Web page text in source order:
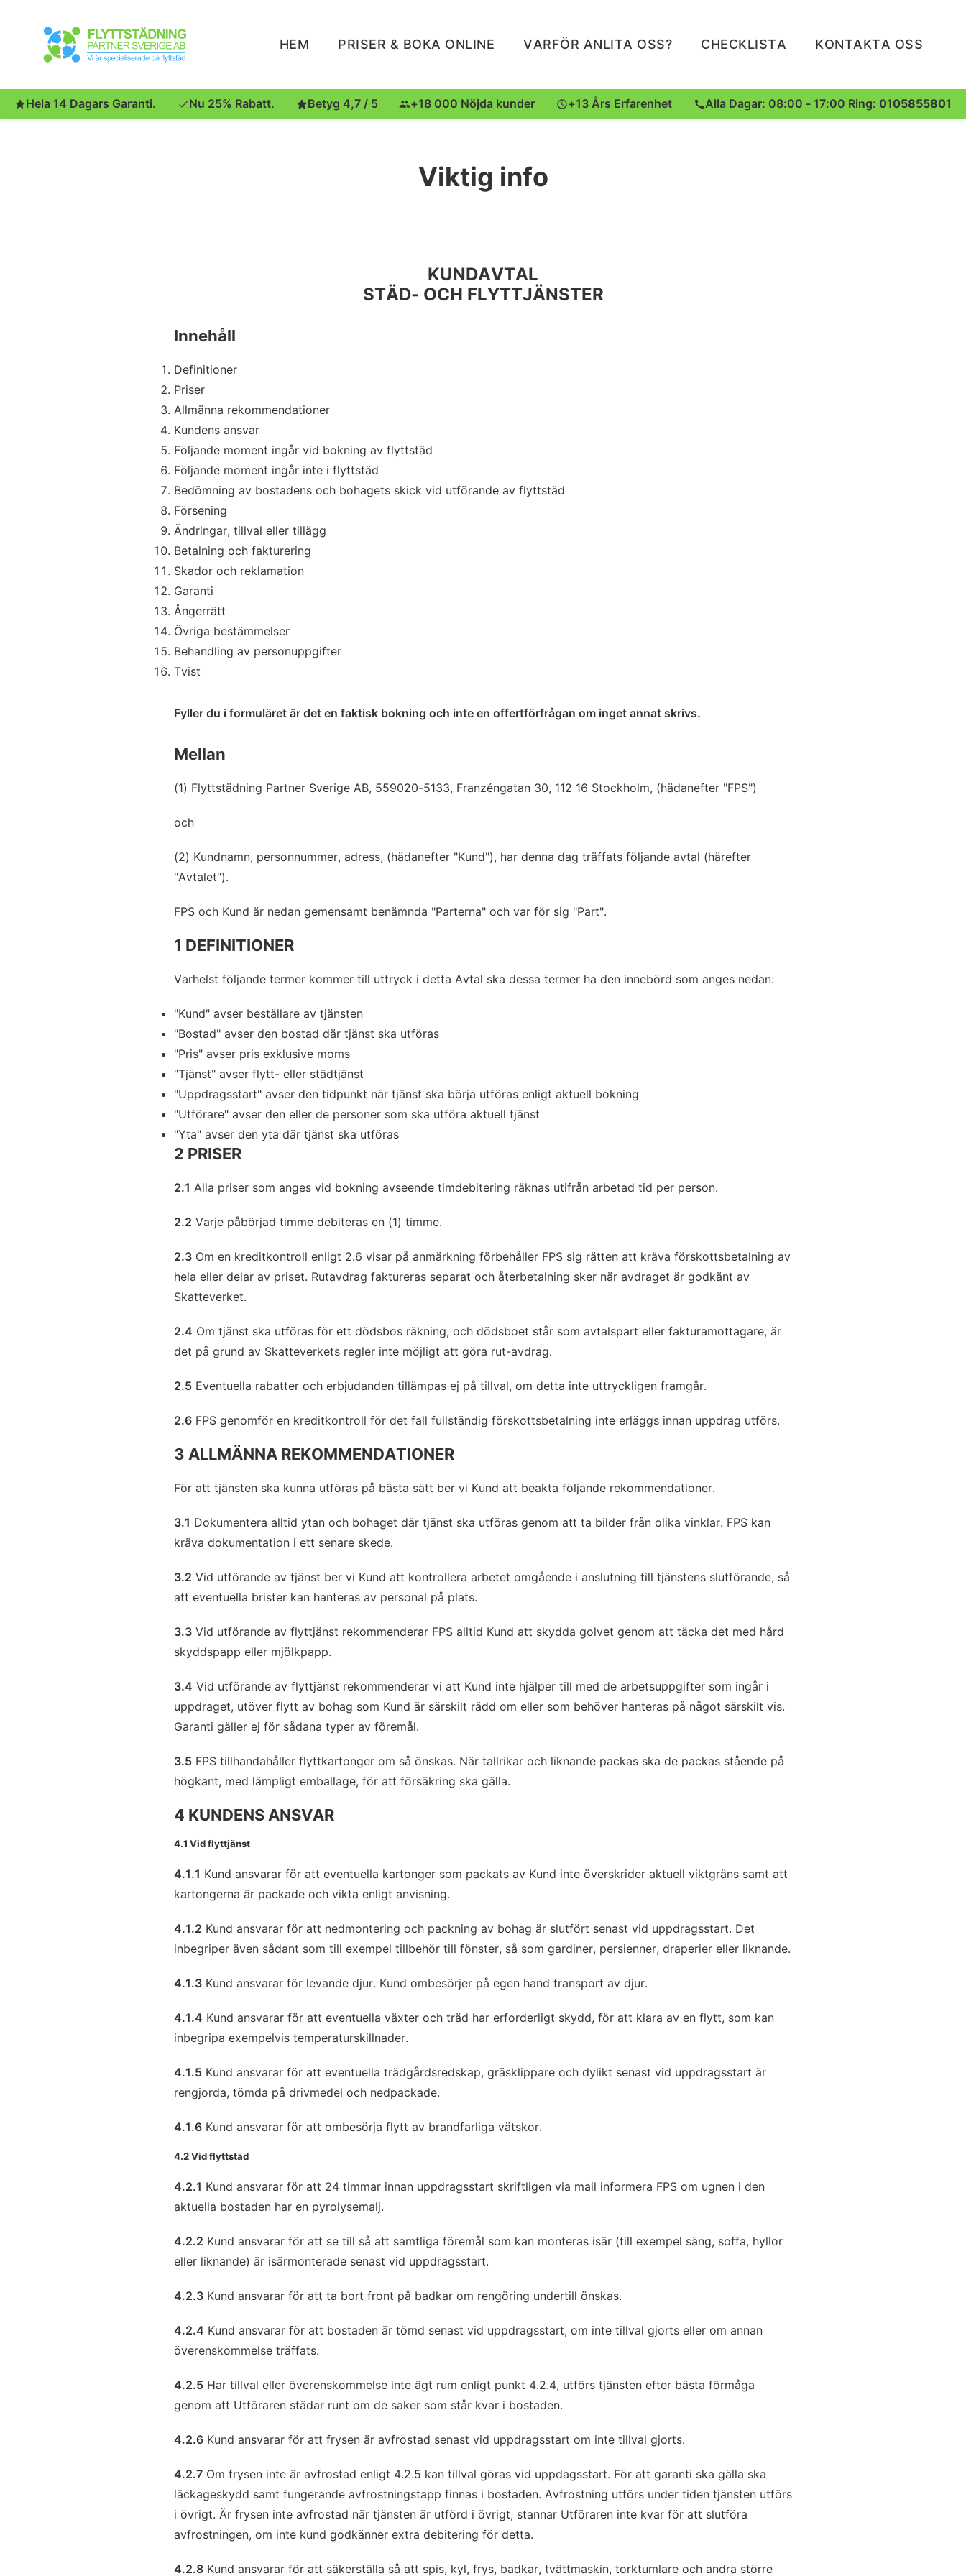
HEM PRISER & BOKA ONLINE VARFÖR ANLITA OSS? CHECKLISTA KONTAKTA OSS
Hela 14 Dagars Garanti. Nu 25% Rabatt. Betyg 4,7 / 5 +18 000 Nöjda kunder +13 Års Erfarenhet Alla Dagar: 08:00 - 17:00 Ring: 0105855801
Viktig info
KUNDAVTAL
STÄD- OCH FLYTTJÄNSTER
Innehåll
Definitioner
Priser
Allmänna rekommendationer
Kundens ansvar
Följande moment ingår vid bokning av flyttstäd
Följande moment ingår inte i flyttstäd
Bedömning av bostadens och bohagets skick vid utförande av flyttstäd
Försening
Ändringar, tillval eller tillägg
Betalning och fakturering
Skador och reklamation
Garanti
Ångerrätt
Övriga bestämmelser
Behandling av personuppgifter
Tvist
Fyller du i formuläret är det en faktisk bokning och inte en offertförfrågan om inget annat skrivs.
Mellan
(1) Flyttstädning Partner Sverige AB, 559020-5133, Franzéngatan 30, 112 16 Stockholm, (hädanefter "FPS")
och
(2) Kundnamn, personnummer, adress, (hädanefter "Kund"), har denna dag träffats följande avtal (härefter
"Avtalet").
FPS och Kund är nedan gemensamt benämnda "Parterna" och var för sig "Part".
1 DEFINITIONER
Varhelst följande termer kommer till uttryck i detta Avtal ska dessa termer ha den innebörd som anges nedan:
"Kund" avser beställare av tjänsten
"Bostad" avser den bostad där tjänst ska utföras
"Pris" avser pris exklusive moms
"Tjänst" avser flytt- eller städtjänst
"Uppdragsstart" avser den tidpunkt när tjänst ska börja utföras enligt aktuell bokning
"Utförare" avser den eller de personer som ska utföra aktuell tjänst
"Yta" avser den yta där tjänst ska utföras
2 PRISER
2.1 Alla priser som anges vid bokning avseende timdebitering räknas utifrån arbetad tid per person.
2.2 Varje påbörjad timme debiteras en (1) timme.
2.3 Om en kreditkontroll enligt 2.6 visar på anmärkning förbehåller FPS sig rätten att kräva förskottsbetalning av
hela eller delar av priset. Rutavdrag faktureras separat och återbetalning sker när avdraget är godkänt av
Skatteverket.
2.4 Om tjänst ska utföras för ett dödsbos räkning, och dödsboet står som avtalspart eller fakturamottagare, är
det på grund av Skatteverkets regler inte möjligt att göra rut-avdrag.
2.5 Eventuella rabatter och erbjudanden tillämpas ej på tillval, om detta inte uttryckligen framgår.
2.6 FPS genomför en kreditkontroll för det fall fullständig förskottsbetalning inte erläggs innan uppdrag utförs.
3 ALLMÄNNA REKOMMENDATIONER
För att tjänsten ska kunna utföras på bästa sätt ber vi Kund att beakta följande rekommendationer.
3.1 Dokumentera alltid ytan och bohaget där tjänst ska utföras genom att ta bilder från olika vinklar. FPS kan
kräva dokumentation i ett senare skede.
3.2 Vid utförande av tjänst ber vi Kund att kontrollera arbetet omgående i anslutning till tjänstens slutförande, så
att eventuella brister kan hanteras av personal på plats.
3.3 Vid utförande av flyttjänst rekommenderar FPS alltid Kund att skydda golvet genom att täcka det med hård
skyddspapp eller mjölkpapp.
3.4 Vid utförande av flyttjänst rekommenderar vi att Kund inte hjälper till med de arbetsuppgifter som ingår i
uppdraget, utöver flytt av bohag som Kund är särskilt rädd om eller som behöver hanteras på något särskilt vis.
Garanti gäller ej för sådana typer av föremål.
3.5 FPS tillhandahåller flyttkartonger om så önskas. När tallrikar och liknande packas ska de packas stående på
högkant, med lämpligt emballage, för att försäkring ska gälla.
4 KUNDENS ANSVAR
4.1 Vid flyttjänst
4.1.1 Kund ansvarar för att eventuella kartonger som packats av Kund inte överskrider aktuell viktgräns samt att
kartongerna är packade och vikta enligt anvisning.
4.1.2 Kund ansvarar för att nedmontering och packning av bohag är slutfört senast vid uppdragsstart. Det
inbegriper även sådant som till exempel tillbehör till fönster, så som gardiner, persienner, draperier eller liknande.
4.1.3 Kund ansvarar för levande djur. Kund ombesörjer på egen hand transport av djur.
4.1.4 Kund ansvarar för att eventuella växter och träd har erforderligt skydd, för att klara av en flytt, som kan
inbegripa exempelvis temperaturskillnader.
4.1.5 Kund ansvarar för att eventuella trädgårdsredskap, gräsklippare och dylikt senast vid uppdragsstart är
rengjorda, tömda på drivmedel och nedpackade.
4.1.6 Kund ansvarar för att ombesörja flytt av brandfarliga vätskor.
4.2 Vid flyttstäd
4.2.1 Kund ansvarar för att 24 timmar innan uppdragsstart skriftligen via mail informera FPS om ugnen i den
aktuella bostaden har en pyrolysemalj.
4.2.2 Kund ansvarar för att se till så att samtliga föremål som kan monteras isär (till exempel säng, soffa, hyllor
eller liknande) är isärmonterade senast vid uppdragsstart.
4.2.3 Kund ansvarar för att ta bort front på badkar om rengöring undertill önskas.
4.2.4 Kund ansvarar för att bostaden är tömd senast vid uppdragsstart, om inte tillval gjorts eller om annan
överenskommelse träffats.
4.2.5 Har tillval eller överenskommelse inte ägt rum enligt punkt 4.2.4, utförs tjänsten efter bästa förmåga
genom att Utföraren städar runt om de saker som står kvar i bostaden.
4.2.6 Kund ansvarar för att frysen är avfrostad senast vid uppdragsstart om inte tillval gjorts.
4.2.7 Om frysen inte är avfrostad enligt 4.2.5 kan tillval göras vid uppdagsstart. För att garanti ska gälla ska
läckageskydd samt fungerande avfrostningstapp finnas i bostaden. Avfrostning utförs under tiden tjänsten utförs
i övrigt. Är frysen inte avfrostad när tjänsten är utförd i övrigt, stannar Utföraren inte kvar för att slutföra
avfrostningen, om inte kund godkänner extra debitering för detta.
4.2.8 Kund ansvarar för att säkerställa så att spis, kyl, frys, badkar, tvättmaskin, torktumlare och andra större